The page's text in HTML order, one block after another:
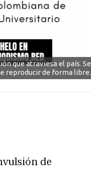
que atraviesa el país. Se
reproducir de forma libre.
de